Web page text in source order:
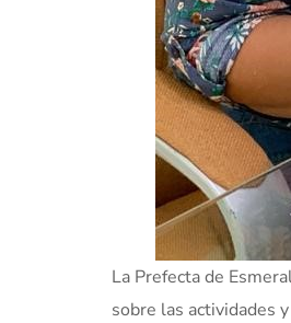
La Prefecta de
sobre las actividades